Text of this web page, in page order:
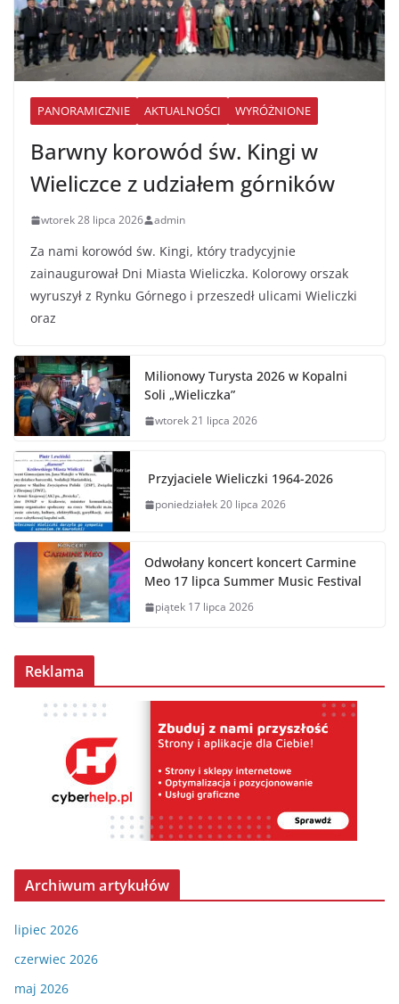
PANORAMICZNIE AKTUALNOŚCI WYRÓŻNIONE
Barwny korowód św. Kingi w
Wieliczce z udziałem górników
wtorek 28 lipca 2026 admin
Za nami korowód św. Kingi, który tradycyjnie
zainaugurował Dni Miasta Wieliczka. Kolorowy orszak
wyruszył z Rynku Górnego i przeszedł ulicami Wieliczki
oraz
Milionowy Turysta 2026 w Kopalni
Soli „Wieliczka”
wtorek 21 lipca 2026
Przyjaciele Wieliczki 1964-2026
poniedziałek 20 lipca 2026
Odwołany koncert koncert Carmine
Meo 17 lipca Summer Music Festival
piątek 17 lipca 2026
Reklama
Archiwum artykułów
lipiec 2026
czerwiec 2026
maj 2026